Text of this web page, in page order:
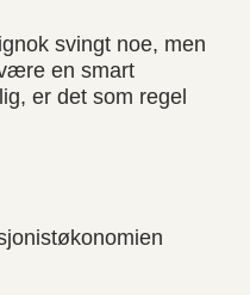
svingt noe, men
en smart
er det som regel